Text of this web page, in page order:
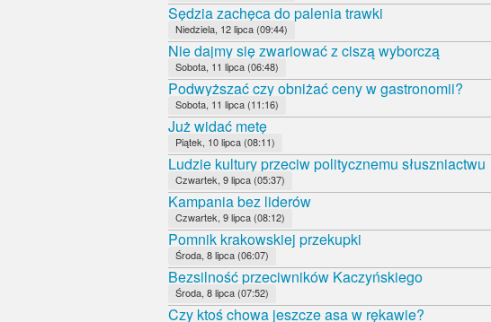
Sędzia zachęca do palenia trawki
Niedziela, 12 lipca (09:44)
Nie dajmy się zwariować z ciszą wyborczą
Sobota, 11 lipca (06:48)
Podwyższać czy obniżać ceny w gastronomii?
Sobota, 11 lipca (11:16)
Już widać metę
Piątek, 10 lipca (08:11)
Ludzie kultury przeciw politycznemu słuszniactwu
Czwartek, 9 lipca (05:37)
Kampania bez liderów
Czwartek, 9 lipca (08:12)
Pomnik krakowskiej przekupki
Środa, 8 lipca (06:07)
Bezsilność przeciwników Kaczyńskiego
Środa, 8 lipca (07:52)
Czy ktoś chowa jeszcze asa w rękawie?